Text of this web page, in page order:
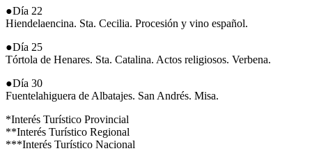
●Día 22
Hiendelaencina. Sta. Cecilia. Procesión y vino español.
●Día 25
Tórtola de Henares. Sta. Catalina. Actos religiosos. Verbena.
●Día 30
Fuentelahiguera de Albatajes. San Andrés. Misa.
*Interés Turístico Provincial
**Interés Turístico Regional
***Interés Turístico Nacional